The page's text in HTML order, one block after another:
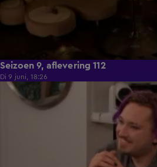
Seizoen 9, aflevering 112
Di 9 juni, 18:26
21:30